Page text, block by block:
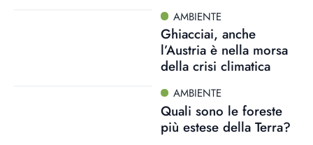
AMBIENTE
Ghiacciai, anche
l’Austria è nella morsa
della crisi climatica
AMBIENTE
Quali sono le foreste
più estese della Terra?